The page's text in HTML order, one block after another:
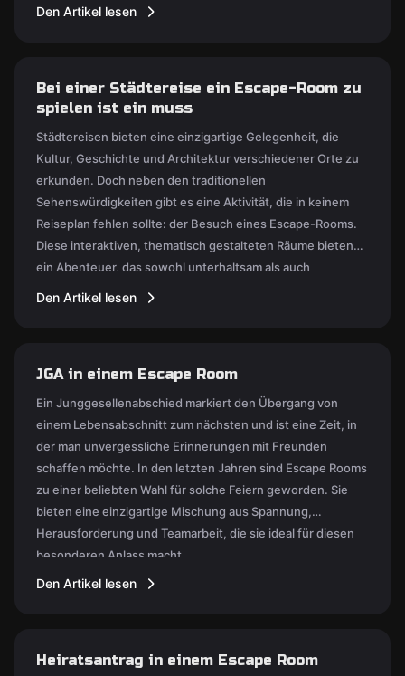
Den Artikel lesen
Bei einer Städtereise ein Escape-Room zu
spielen ist ein muss
Städtereisen bieten eine einzigartige Gelegenheit, die
Kultur, Geschichte und Architektur verschiedener Orte zu
erkunden. Doch neben den traditionellen
Sehenswürdigkeiten gibt es eine Aktivität, die in keinem
Reiseplan fehlen sollte: der Besuch eines Escape-Rooms.
Diese interaktiven, thematisch gestalteten Räume bieten
ein Abenteuer, das sowohl unterhaltsam als auch
Den Artikel lesen
JGA in einem Escape Room
Ein Junggesellenabschied markiert den Übergang von
einem Lebensabschnitt zum nächsten und ist eine Zeit, in
der man unvergessliche Erinnerungen mit Freunden
schaffen möchte. In den letzten Jahren sind Escape Rooms
zu einer beliebten Wahl für solche Feiern geworden. Sie
bieten eine einzigartige Mischung aus Spannung,
Herausforderung und Teamarbeit, die sie ideal für diesen
besonderen Anlass macht.
Den Artikel lesen
Heiratsantrag in einem Escape Room